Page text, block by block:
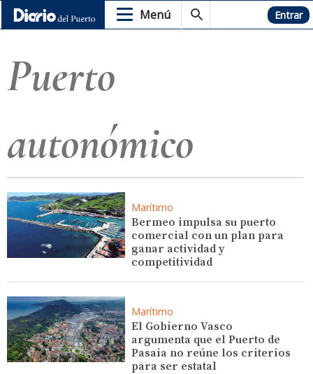
Menú Hemeroteca Entrar
Puerto
autonómico
Marítimo
Bermeo impulsa su puerto
comercial con un plan para
ganar actividad y
competitividad
Marítimo
El Gobierno Vasco
argumenta que el Puerto de
Pasaia no reúne los criterios
para ser estatal